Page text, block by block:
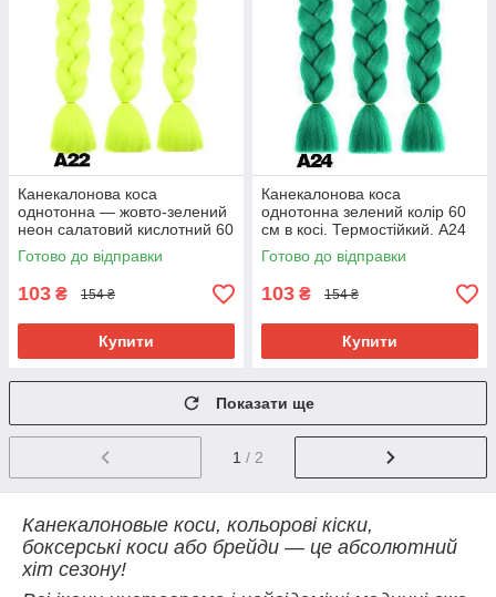
Канекалонова коса
однотонна — жовто-зелений
неон салатовий кислотний 60
см у косі. Термостійкий. А22
Готово до відправки
103 ₴ 154 ₴
Купити
Канекалонова коса
однотонна зелений колір 60
см в косі. Термостійкий. А24
Готово до відправки
103 ₴ 154 ₴
Купити
Показати ще
1 / 2
Канекалоновые коси, кольорові кіски,
боксерські коси або брейди — це абсолютний
хіт сезону!